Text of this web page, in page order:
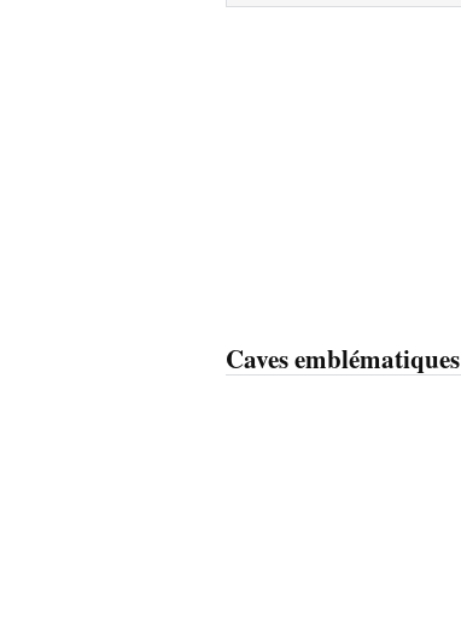
Caves emblématiques